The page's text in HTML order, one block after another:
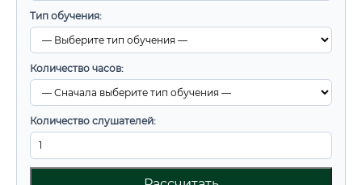
Тип обучения:
Количество часов:
Количество слушателей: